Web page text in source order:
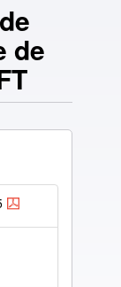
de